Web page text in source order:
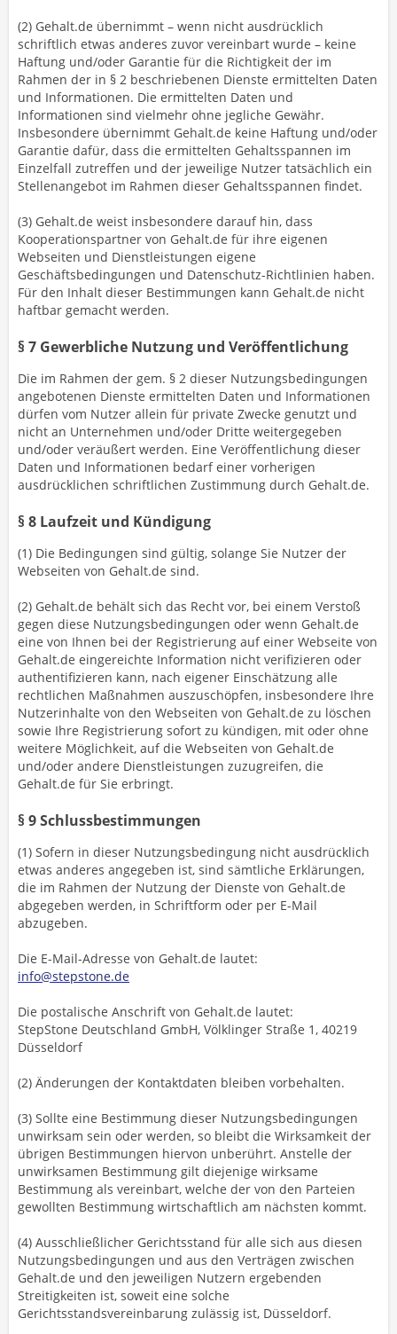
(2) Gehalt.de übernimmt – wenn nicht ausdrücklich
schriftlich etwas anderes zuvor vereinbart wurde – keine
Haftung und/oder Garantie für die Richtigkeit der im
Rahmen der in § 2 beschriebenen Dienste ermittelten Daten
und Informationen. Die ermittelten Daten und
Informationen sind vielmehr ohne jegliche Gewähr.
Insbesondere übernimmt Gehalt.de keine Haftung und/oder
Garantie dafür, dass die ermittelten Gehaltsspannen im
Einzelfall zutreffen und der jeweilige Nutzer tatsächlich ein
Stellenangebot im Rahmen dieser Gehaltsspannen findet.
(3) Gehalt.de weist insbesondere darauf hin, dass
Kooperationspartner von Gehalt.de für ihre eigenen
Webseiten und Dienstleistungen eigene
Geschäftsbedingungen und Datenschutz-Richtlinien haben.
Für den Inhalt dieser Bestimmungen kann Gehalt.de nicht
haftbar gemacht werden.
§ 7 Gewerbliche Nutzung und Veröffentlichung
Die im Rahmen der gem. § 2 dieser Nutzungsbedingungen
angebotenen Dienste ermittelten Daten und Informationen
dürfen vom Nutzer allein für private Zwecke genutzt und
nicht an Unternehmen und/oder Dritte weitergegeben
und/oder veräußert werden. Eine Veröffentlichung dieser
Daten und Informationen bedarf einer vorherigen
ausdrücklichen schriftlichen Zustimmung durch Gehalt.de.
§ 8 Laufzeit und Kündigung
(1) Die Bedingungen sind gültig, solange Sie Nutzer der
Webseiten von Gehalt.de sind.
(2) Gehalt.de behält sich das Recht vor, bei einem Verstoß
gegen diese Nutzungsbedingungen oder wenn Gehalt.de
eine von Ihnen bei der Registrierung auf einer Webseite von
Gehalt.de eingereichte Information nicht verifizieren oder
authentifizieren kann, nach eigener Einschätzung alle
rechtlichen Maßnahmen auszuschöpfen, insbesondere Ihre
Nutzerinhalte von den Webseiten von Gehalt.de zu löschen
sowie Ihre Registrierung sofort zu kündigen, mit oder ohne
weitere Möglichkeit, auf die Webseiten von Gehalt.de
und/oder andere Dienstleistungen zuzugreifen, die
Gehalt.de für Sie erbringt.
§ 9 Schlussbestimmungen
(1) Sofern in dieser Nutzungsbedingung nicht ausdrücklich
etwas anderes angegeben ist, sind sämtliche Erklärungen,
die im Rahmen der Nutzung der Dienste von Gehalt.de
abgegeben werden, in Schriftform oder per E-Mail
abzugeben.
Die E-Mail-Adresse von Gehalt.de lautet:
info@stepstone.de
Die postalische Anschrift von Gehalt.de lautet:
StepStone Deutschland GmbH, Völklinger Straße 1, 40219
Düsseldorf
(2) Änderungen der Kontaktdaten bleiben vorbehalten.
(3) Sollte eine Bestimmung dieser Nutzungsbedingungen
unwirksam sein oder werden, so bleibt die Wirksamkeit der
übrigen Bestimmungen hiervon unberührt. Anstelle der
unwirksamen Bestimmung gilt diejenige wirksame
Bestimmung als vereinbart, welche der von den Parteien
gewollten Bestimmung wirtschaftlich am nächsten kommt.
(4) Ausschließlicher Gerichtsstand für alle sich aus diesen
Nutzungsbedingungen und aus den Verträgen zwischen
Gehalt.de und den jeweiligen Nutzern ergebenden
Streitigkeiten ist, soweit eine solche
Gerichtsstandsvereinbarung zulässig ist, Düsseldorf.